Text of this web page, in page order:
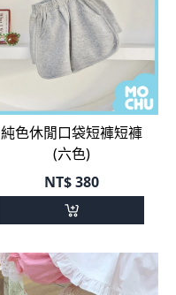
純色休閒口袋短褲短褲
(六色)
NT$380